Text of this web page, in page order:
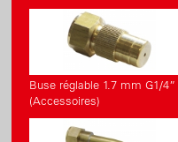
Buse réglable 1.7 mm G1/4”
(Accessoires)